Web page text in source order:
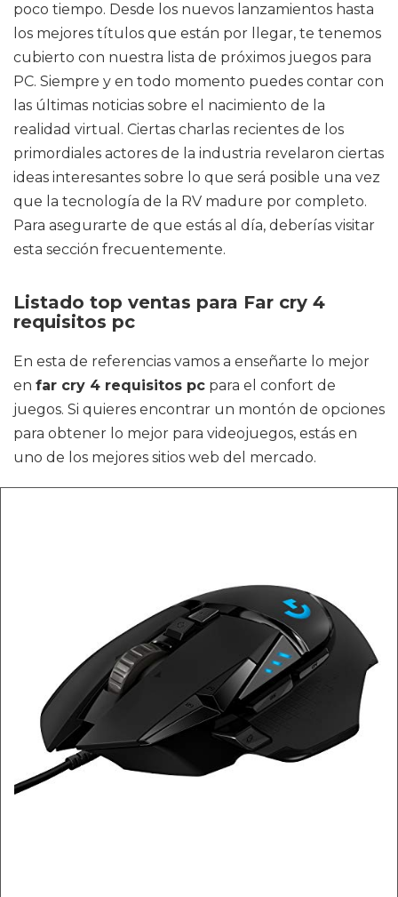
poco tiempo. Desde los nuevos lanzamientos hasta
los mejores títulos que están por llegar, te tenemos
cubierto con nuestra lista de próximos juegos para
PC. Siempre y en todo momento puedes contar con
las últimas noticias sobre el nacimiento de la
realidad virtual. Ciertas charlas recientes de los
primordiales actores de la industria revelaron ciertas
ideas interesantes sobre lo que será posible una vez
que la tecnología de la RV madure por completo.
Para asegurarte de que estás al día, deberías visitar
esta sección frecuentemente.
Listado top ventas para Far cry 4
requisitos pc
En esta de referencias vamos a enseñarte lo mejor
en far cry 4 requisitos pc para el confort de
juegos. Si quieres encontrar un montón de opciones
para obtener lo mejor para videojuegos, estás en
uno de los mejores sitios web del mercado.